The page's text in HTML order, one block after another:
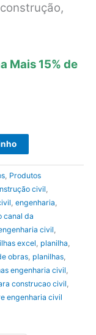
Mais 15% de
, Produtos
civil,
, engenharia,
canal da
civil,
excel, planilha,
obras, planilhas,
engenharia civil,
construcao civil,
engenharia civil